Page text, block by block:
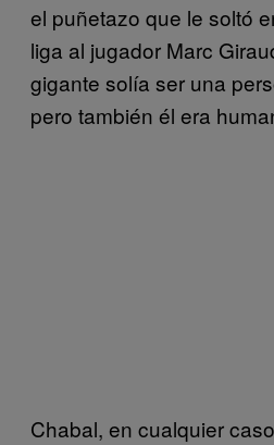
el puñetazo que le soltó
liga al jugador Marc
gigante solía ser una
pero también él era
Chabal, en cualquier